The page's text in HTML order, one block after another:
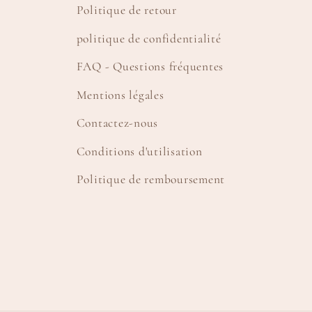
Politique de retour
politique de confidentialité
FAQ - Questions fréquentes
Mentions légales
Contactez-nous
Conditions d'utilisation
Politique de remboursement